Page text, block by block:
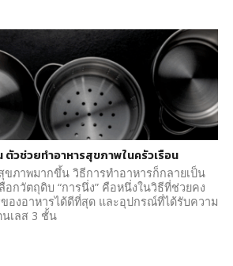
วช่วยทำอาหารสุขภาพในครัวเรือน
ภาพมากขึ้น วิธีการทำอาหารก็กลายเป็น
อกวัตถุดิบ “การนึ่ง” คือหนึ่งในวิธีที่ช่วยคง
องอาหารได้ดีที่สุด และอุปกรณ์ที่ได้รับความ
เลส 3 ชั้น